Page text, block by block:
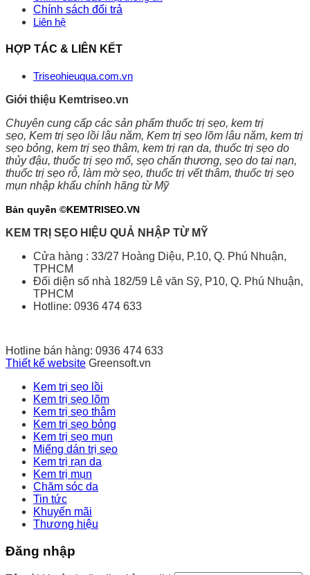
Chính sách đổi trả
Liên hệ
HỢP TÁC & LIÊN KẾT
Triseohieuqua.com.vn
Giới thiệu Kemtriseo.vn
Chuyên cung cấp các sản phẩm thuốc trị sẹo, kem trị
sẹo, Kem trị sẹo lồi lâu năm, Kem trị sẹo lõm lâu năm, kem trị
sẹo bỏng, kem trị sẹo thâm, kem trị rạn da, thuốc trị sẹo do
thủy đậu, thuốc trị sẹo mổ, sẹo chấn thương, sẹo do tai nạn,
thuốc trị sẹo rỗ, làm mờ sẹo, thuốc trị vết thâm, thuốc trị sẹo
mụn nhập khẩu chính hãng từ Mỹ
Bản quyền ©KEMTRISEO.VN
KEM TRỊ SẸO HIỆU QUẢ NHẬP TỪ MỸ
Cửa hàng : 33/27 Hoàng Diệu, P.10, Q. Phú Nhuận,
TPHCM
Đối diện số nhà 182/59 Lê văn Sỹ, P10, Q. Phú Nhuận,
TPHCM
Hotline: 0936 474 633
Hotline bán hàng: 0936 474 633
Thiết kế website Greensoft.vn
Kem trị sẹo lồi
Kem trị sẹo lõm
Kem trị sẹo thâm
Kem trị sẹo bỏng
Kem trị sẹo mụn
Miếng dán trị sẹo
Kem trị rạn da
Kem trị mụn
Chăm sóc da
Tin tức
Khuyến mãi
Thương hiệu
Đăng nhập